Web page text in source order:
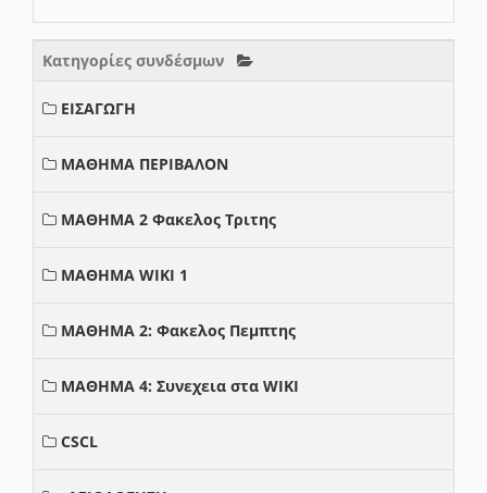
Κατηγορίες συνδέσμων
ΕΙΣΑΓΩΓΗ
ΜΑΘΗΜΑ ΠΕΡΙΒΑΛΟΝ
ΜΑΘΗΜΑ 2 Φακελος Τριτης
ΜΑΘΗΜΑ WIKI 1
ΜΑΘΗΜΑ 2: Φακελος Πεμπτης
ΜΑΘΗΜΑ 4: Συνεχεια στα WIKI
CSCL